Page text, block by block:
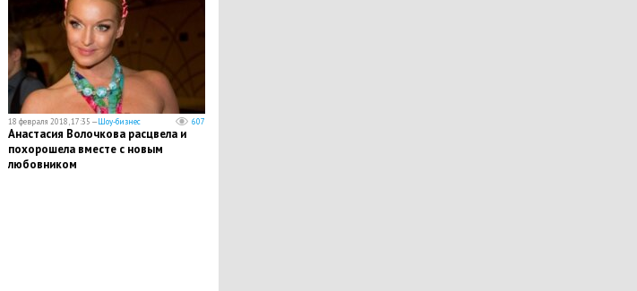
18 февраля 2018, 17:35 —Шоу-бизнес 607
​Анастасия Волочкова расцвела и
похорошела вместе с новым
любовником